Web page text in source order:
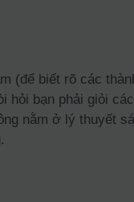
(để biết rõ các
hỏi bạn phải giỏi
nằm ở lý thuyết